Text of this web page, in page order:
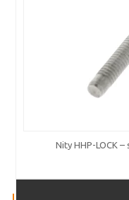
Nity HHP-LOCK